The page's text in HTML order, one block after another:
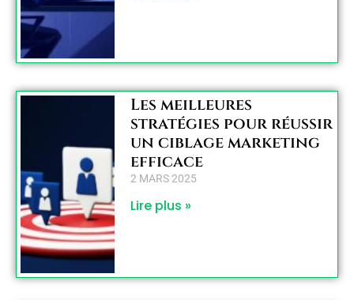
Les meilleures
stratégies pour réussir
un ciblage marketing
efficace
2 MARS 2025
Lire plus »